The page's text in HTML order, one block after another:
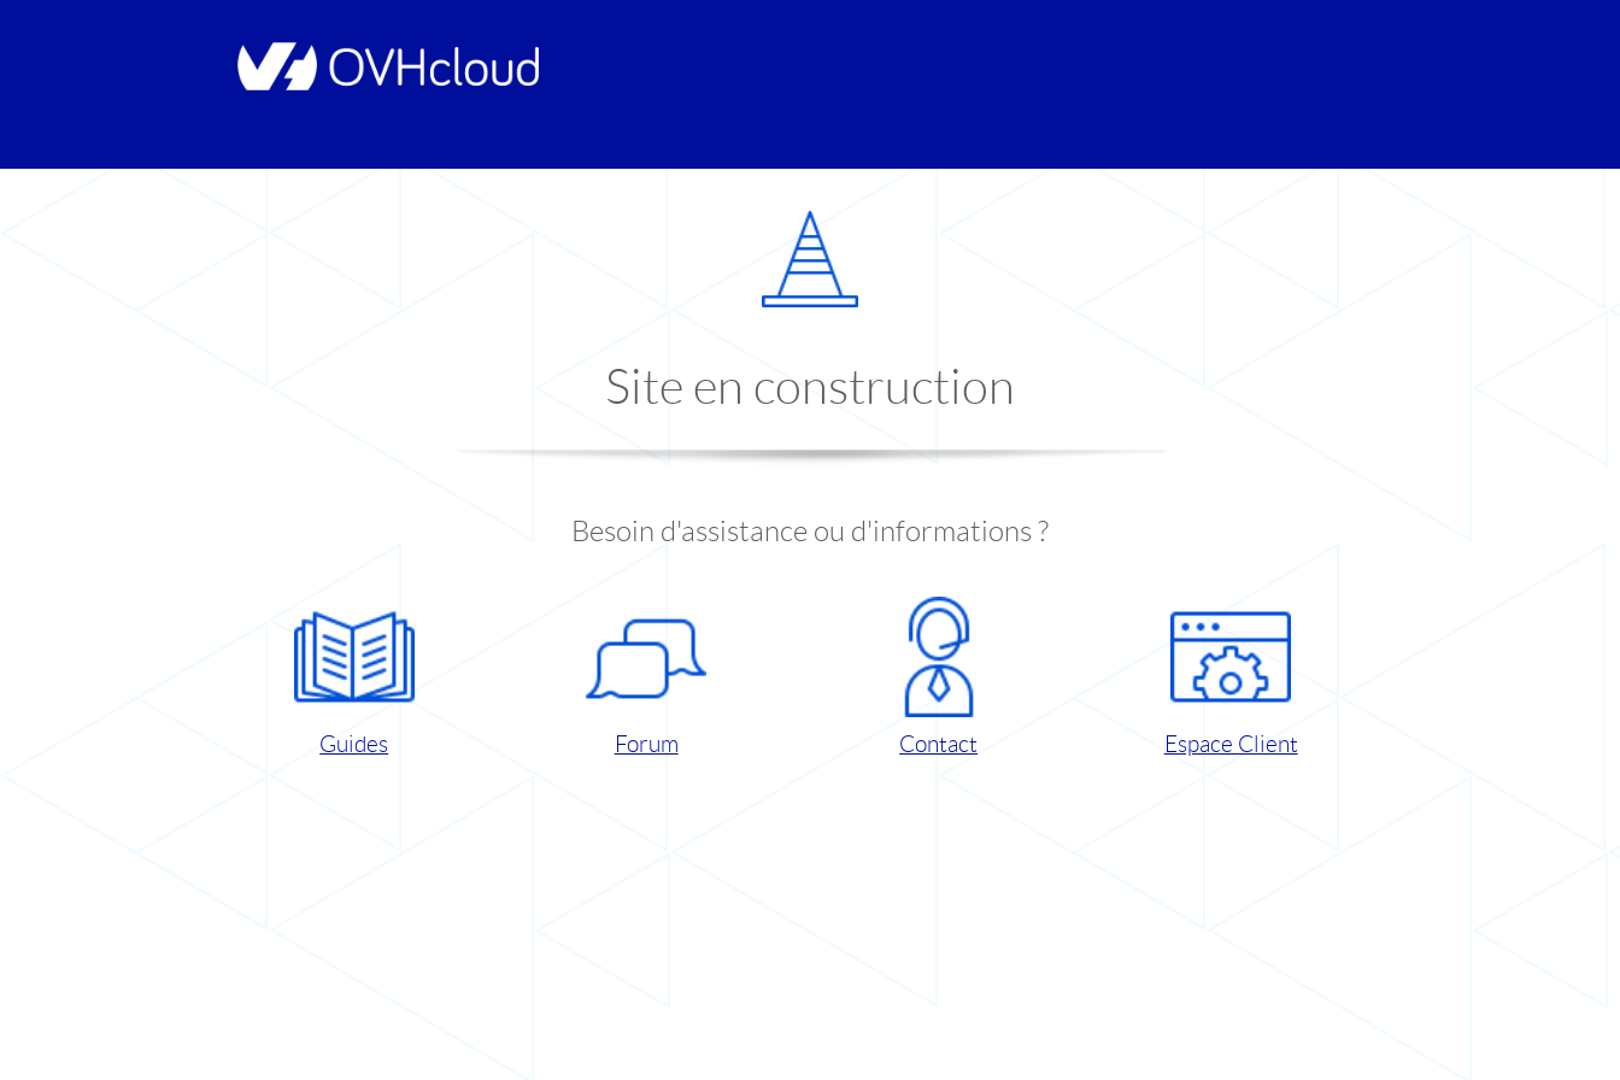
Site en construction
Besoin d'assistance ou d'informations ?
Guides Forum Contact Espace Client